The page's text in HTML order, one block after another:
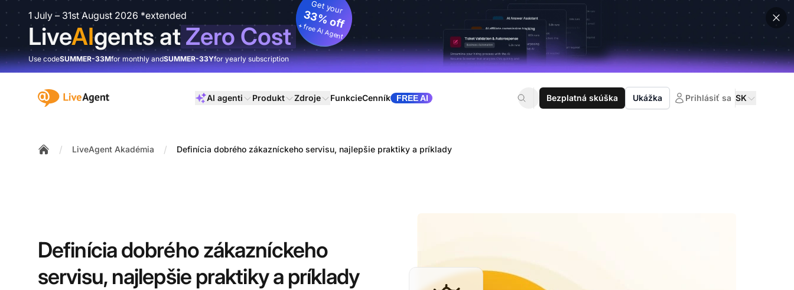
1 July – 31st August 2026 *extended
LiveAIgents atZero Cost
Get your
33% off
+ free AI Agent
Use codeSUMMER-33Mfor monthly andSUMMER-33Yfor yearly subscription
:site.title AI agenti Produkt Zdroje FunkcieCenník FREE AI Bezplatná skúška Ukážka Prihlásiť sa SK
/ LiveAgent Akadémia / Definícia dobrého zákazníckeho servisu, najlepšie praktiky a príklady
Definícia dobrého zákazníckeho
servisu, najlepšie praktiky a príklady